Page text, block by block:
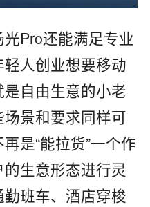
Pro还能满足专业
人创业想要移动
自由生意的小老
景和要求同样可
是“能拉货”一个作
生意形态进行灵
班车、酒店穿梭